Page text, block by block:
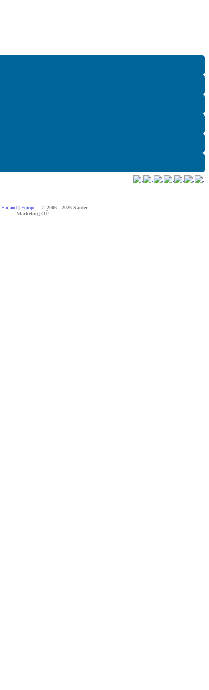
Finland | Europe
© 2006 - 2026 Sauler
Marketing OÜ